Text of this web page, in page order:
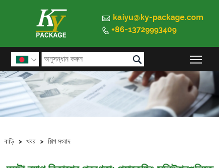
 kaiyu@ky-package.com
 +86-13729993409
 
বাড়ি > খবর > শিল্প সংবাদ